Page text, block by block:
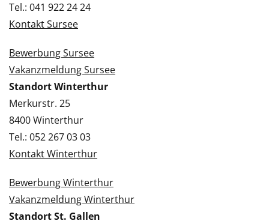
Tel.: 041 922 24 24
Kontakt Sursee
Bewerbung Sursee
Vakanzmeldung Sursee
Standort Winterthur
Merkurstr. 25
8400 Winterthur
Tel.: 052 267 03 03
Kontakt Winterthur
Bewerbung Winterthur
Vakanzmeldung Winterthur
Standort St. Gallen